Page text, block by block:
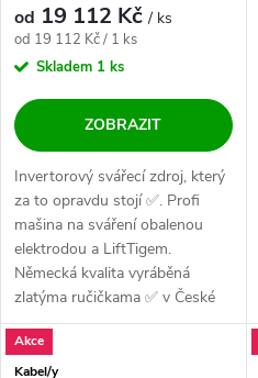
od 19 112 Kč/ ks
Měrná cena:
od 19 112 Kč / 1 ks
Skladem 1 ks
ZOBRAZIT
Invertorový svářecí zdroj, který
za to opravdu stojí ✅. Profi
mašina na sváření obalenou
elektrodou a LiftTigem.
Německá kvalita vyráběná
zlatýma ručičkama ✅ v České
Republice....
Akce
Kabel/y